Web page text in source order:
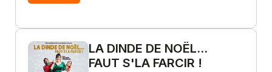
LA DINDE DE NOËL...
FAUT S'LA FARCIR !